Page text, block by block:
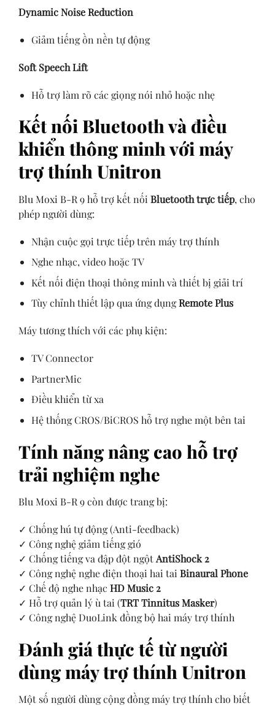
Dynamic Noise Reduction
Giảm tiếng ồn nền tự động
Soft Speech Lift
Hỗ trợ làm rõ các giọng nói nhỏ hoặc nhẹ
Kết nối Bluetooth và điều
khiển thông minh với máy
trợ thính Unitron
Blu Moxi B-R 9 hỗ trợ kết nối Bluetooth trực tiếp, cho
phép người dùng:
Nhận cuộc gọi trực tiếp trên máy trợ thính
Nghe nhạc, video hoặc TV
Kết nối điện thoại thông minh và thiết bị giải trí
Tùy chỉnh thiết lập qua ứng dụngRemote Plus
Máy tương thích với các phụ kiện:
TV Connector
PartnerMic
Điều khiển từ xa
Hệ thống CROS/BiCROS hỗ trợ nghe một bên tai
Tính năng nâng cao hỗ trợ
trải nghiệm nghe
Blu Moxi B-R 9 còn được trang bị:
✓ Chống hú tự động (Anti-feedback)
✓ Công nghệ giảm tiếng gió
✓ Chống tiếng va đập đột ngộtAntiShock 2
✓ Công nghệ nghe điện thoại hai tai Binaural Phone
✓ Chế độ nghe nhạc HD Music 2
✓ Hỗ trợ quản lý ù tai (TRT Tinnitus Masker)
✓ Công nghệ DuoLink đồng bộ hai máy trợ thính
Đánh giá thực tế từ người
dùng máy trợ thính Unitron
Một số người dùng cộng đồng máy trợ thính cho biết